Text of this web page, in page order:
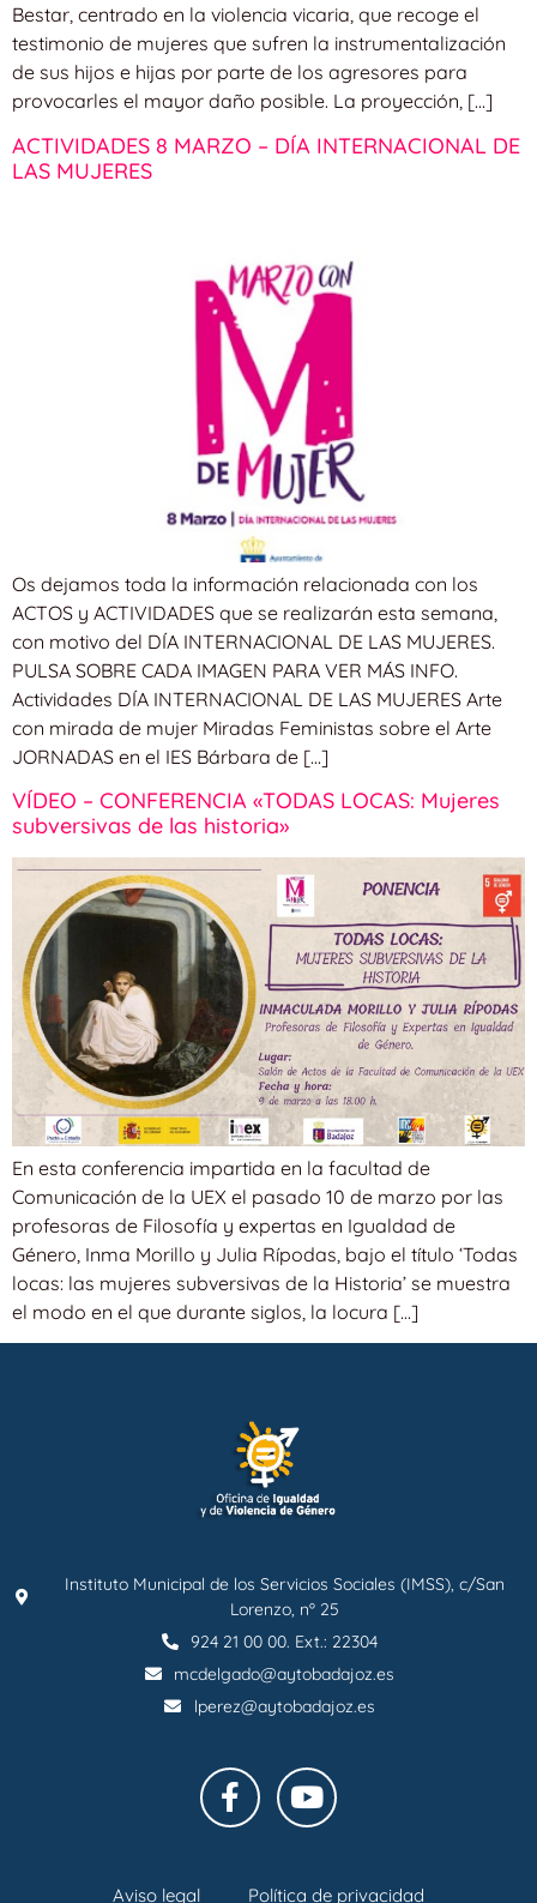
Bestar, centrado en la violencia vicaria, que recoge el
testimonio de mujeres que sufren la instrumentalización
de sus hijos e hijas por parte de los agresores para
provocarles el mayor daño posible. La proyección, […]
ACTIVIDADES 8 MARZO – DÍA INTERNACIONAL DE
LAS MUJERES
Os dejamos toda la información relacionada con los
ACTOS y ACTIVIDADES que se realizarán esta semana,
con motivo del DÍA INTERNACIONAL DE LAS MUJERES.
PULSA SOBRE CADA IMAGEN PARA VER MÁS INFO.
Actividades DÍA INTERNACIONAL DE LAS MUJERES Arte
con mirada de mujer Miradas Feministas sobre el Arte
JORNADAS en el IES Bárbara de […]
VÍDEO – CONFERENCIA «TODAS LOCAS: Mujeres
subversivas de las historia»
En esta conferencia impartida en la facultad de
Comunicación de la UEX el pasado 10 de marzo por las
profesoras de Filosofía y expertas en Igualdad de
Género, Inma Morillo y Julia Rípodas, bajo el título ‘Todas
locas: las mujeres subversivas de la Historia’ se muestra
el modo en el que durante siglos, la locura […]
Instituto Municipal de los Servicios Sociales (IMSS), c/San
Lorenzo, nº 25
924 21 00 00. Ext.: 22304
mcdelgado@aytobadajoz.es
lperez@aytobadajoz.es
Aviso legal Política de privacidad